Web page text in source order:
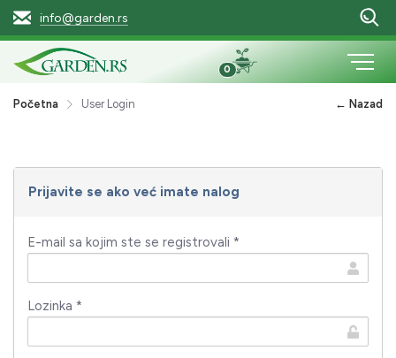
info@garden.rs
0
Početna User Login ← Nazad
Prijavite se ako već imate nalog
E-mail sa kojim ste se registrovali *
Lozinka *